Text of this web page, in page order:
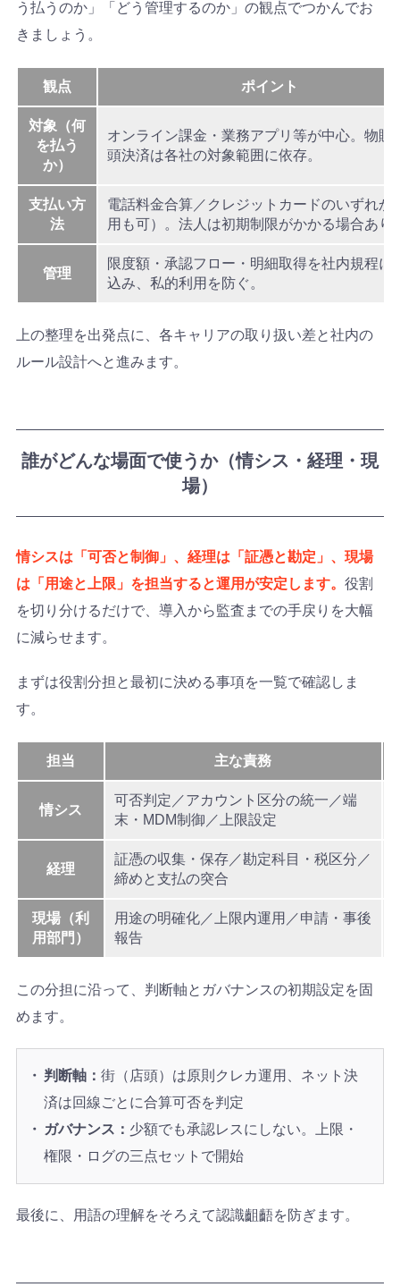
う払うのか」「どう管理するのか」の観点でつかんでお
きましょう。
観点 ポイント
対象（何
を払う
か）
オンライン課金・業務アプリ等が中心。物販
頭決済は各社の対象範囲に依存。
支払い方
法
電話料金合算／クレジットカードのいずれか
用も可）。法人は初期制限がかかる場合あり
管理
限度額・承認フロー・明細取得を社内規程に
込み、私的利用を防ぐ。
上の整理を出発点に、各キャリアの取り扱い差と社内の
ルール設計へと進みます。
誰がどんな場面で使うか（情シス・経理・現
場）
情シスは「可否と制御」、経理は「証憑と勘定」、現場
は「用途と上限」を担当すると運用が安定します。 役割
を切り分けるだけで、導入から監査までの手戻りを大幅
に減らせます。
まずは役割分担と最初に決める事項を一覧で確認しま
す。
担当 主な責務
情シス
可否判定／アカウント区分の統一／端
末・MDM制御／上限設定
経理
証憑の収集・保存／勘定科目・税区分／
締めと支払の突合
現場（利
用部門）
用途の明確化／上限内運用／申請・事後
報告
この分担に沿って、判断軸とガバナンスの初期設定を固
めます。
判断軸： 街（店頭）は原則クレカ運用、ネット決
済は回線ごとに合算可否を判定
ガバナンス： 少額でも承認レスにしない。上限・
権限・ログの三点セットで開始
最後に、用語の理解をそろえて認識齟齬を防ぎます。